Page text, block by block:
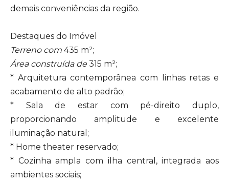
demais conveniências da região.
Destaques do Imóvel
Terreno com 435 m²;
Área construída de315 m²;
* Arquitetura contemporânea com linhas retas e
acabamento de alto padrão;
* Sala de estar com pé-direito duplo,
proporcionando amplitude e excelente
iluminação natural;
* Home theater reservado;
* Cozinha ampla com ilha central, integrada aos
ambientes sociais;